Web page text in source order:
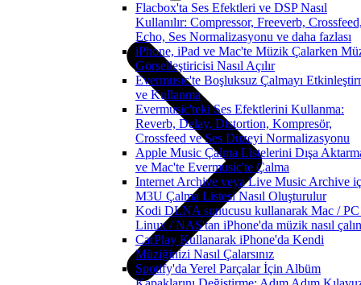
Flacbox'ta Ses Efektleri ve DSP Nasıl
Kullanılır: Compressor, Freeverb,
Echo, Ses Normalizasyonu ve daha fazlası
iPhone, iPad ve Mac'te Müzik Çalarken
Görselleştiricisi Nasıl Açılır
Evermusic'te Boşluksuz Çalmayı
ve Kullanma
Evermusic'teki Ses Efektlerini Kullanma:
Reverb, Delay, Distortion, Kompresör,
Crossfeed ve Ses Düzeyi Normalizasyonu
Apple Music Çalma Listelerini Dışa
ve Mac'te Evermusic'te Çalma
Internet Archive veya Live Music Archive
M3U Çalma Listesi Nasıl Oluşturulur
Kodi DLNA sunucusu kullanarak Mac /
Linux / NAS'tan iPhone'da müzik nasıl
CarPlay Kullanarak iPhone'da Kendi
Müziğinizi Nasıl Çalarsınız
Spotify'da Yerel Parçalar İçin Albüm